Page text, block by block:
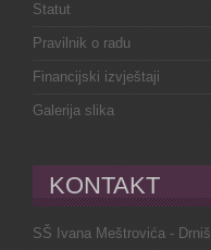
Statut
Pravilnik o radu
Financijski izvještaji
Galerija slika
KONTAKT
SŠ Ivana Meštrovića - Drniš